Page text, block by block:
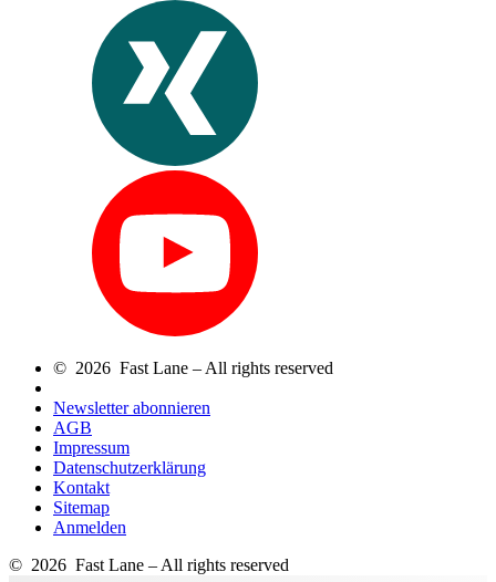
© 2026 Fast Lane – All rights reserved
Newsletter abonnieren
AGB
Impressum
Datenschutzerklärung
Kontakt
Sitemap
Anmelden
© 2026 Fast Lane – All rights reserved